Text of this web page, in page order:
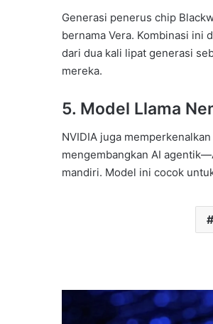
Generasi penerus chip
bernama Vera. Kombinasi ini
dari dua kali lipat generasi
mereka.
5. Model Llama
NVIDIA juga
mengembangkan AI
mandiri. Model ini cocok